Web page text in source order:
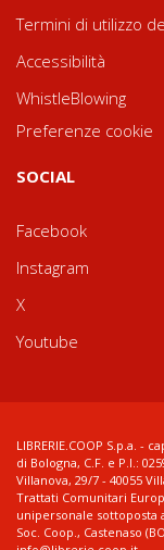
Termini di utilizzo
Accessibilità
WhistleBlowing
Preferenze cookie
SOCIAL
Facebook
Instagram
X
Youtube
LIBRERIE.COOP S.p.a. -
di Bologna, C.F. e P.I.:
Villanova, 29/7 - 40055
Trattati Comunitari
unipersonale sottoposta
Soc. Coop., Castenaso